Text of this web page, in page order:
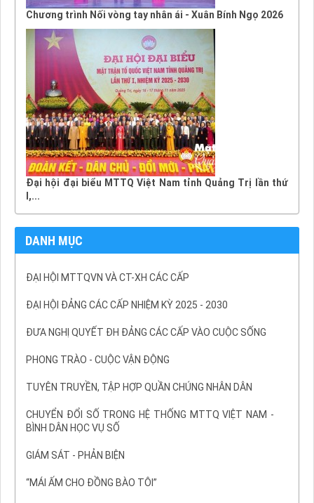
Chương trình Nối vòng tay nhân ái - Xuân Bính Ngọ 2026
Đại hội đại biểu MTTQ Việt Nam tỉnh Quảng Trị lần thứ
I,...
DANH MỤC
ĐẠI HỘI MTTQVN VÀ CT-XH CÁC CẤP
ĐẠI HỘI ĐẢNG CÁC CẤP NHIỆM KỲ 2025 - 2030
ĐƯA NGHỊ QUYẾT ĐH ĐẢNG CÁC CẤP VÀO CUỘC SỐNG
PHONG TRÀO - CUỘC VẬN ĐỘNG
TUYÊN TRUYỀN, TẬP HỢP QUẦN CHÚNG NHÂN DÂN
CHUYỂN ĐỔI SỐ TRONG HỆ THỐNG MTTQ VIỆT NAM -
BÌNH DÂN HỌC VỤ SỐ
GIÁM SÁT - PHẢN BIỆN
“MÁI ẤM CHO ĐỒNG BÀO TÔI”